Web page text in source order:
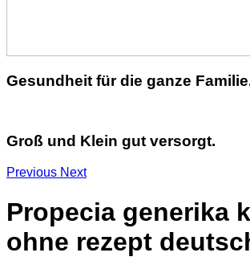
Gesundheit für die ganze
Groß und Klein gut versorgt.
Previous Next
Propecia generika
ohne rezept